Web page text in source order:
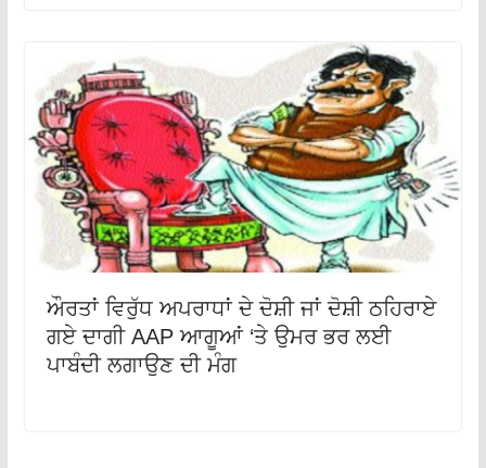
ਔਰਤਾਂ ਵਿਰੁੱਧ ਅਪਰਾਧਾਂ ਦੇ ਦੋਸ਼ੀ ਜਾਂ ਦੋਸ਼ੀ ਠਹਿਰਾਏ
ਗਏ ਦਾਗੀ AAP ਆਗੂਆਂ ‘ਤੇ ਉਮਰ ਭਰ ਲਈ
ਪਾਬੰਦੀ ਲਗਾਉਣ ਦੀ ਮੰਗ